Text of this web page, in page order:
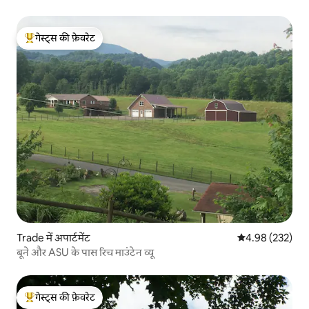
गेस्ट्स का टॉप फ़ेवरेट
गेस्ट्स की फ़ेवरेट
Trade में अपार्टमेंट औसत रेटिंग 5 में से
4.98 (232)
बूने और ASU के पास रिच माउंटेन व्यू
गेस्ट्स का टॉप फ़ेवरेट
गेस्ट्स की फ़ेवरेट